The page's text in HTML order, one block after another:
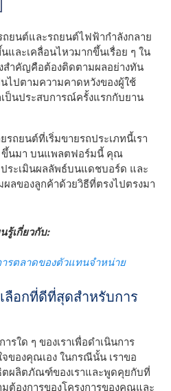
ถยนต์และรถยนต์ไฟฟ้ากําลังกลาย
และเคลื่อนไหวมากขึ้นเรื่อย ๆ ใน
สําคัญคือต้องติดตามผลอย่างทัน
นไปตามความคาดหวังของผู้ใช้
เป็นประสบการณ์ครั้งแรกกับยาน
ถยนต์ที่เริ่มขายรถประเภทนี้เรา
ขึ้นมา บนแพลตฟอร์มนี้ คุณ
ประเมินผลลัพธ์บนแดชบอร์ด และ
ลของลูกค้าด้วยวิธีที่ตรงไปตรงมา
นรู้เกี่ยวกับ:
รตลาดของตัวแทนจําหน่าย
ลือกที่ดีที่สุดสําหรับการ
ใด ๆ ของเราเพื่อดําเนินการ
ของคุณเอง ในกรณีนั้น เราขอ
ตผลิตภัณฑ์ของเราและพูดคุยกับที่
ต้องการของโครงการของคุณและ